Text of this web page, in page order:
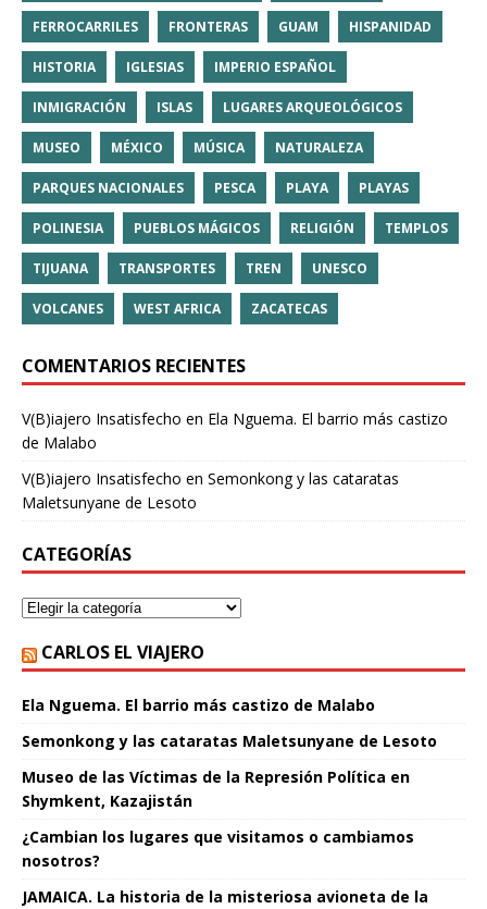
FERROCARRILES FRONTERAS GUAM HISPANIDAD
HISTORIA IGLESIAS IMPERIO ESPAÑOL
INMIGRACIÓN ISLAS LUGARES ARQUEOLÓGICOS
MUSEO MÉXICO MÚSICA NATURALEZA
PARQUES NACIONALES PESCA PLAYA PLAYAS
POLINESIA PUEBLOS MÁGICOS RELIGIÓN TEMPLOS
TIJUANA TRANSPORTES TREN UNESCO
VOLCANES WEST AFRICA ZACATECAS
COMENTARIOS RECIENTES
V(B)iajero Insatisfecho en Ela Nguema. El barrio más castizo
de Malabo
V(B)iajero Insatisfecho en Semonkong y las cataratas
Maletsunyane de Lesoto
CATEGORÍAS
CARLOS EL VIAJERO
Ela Nguema. El barrio más castizo de Malabo
Semonkong y las cataratas Maletsunyane de Lesoto
Museo de las Víctimas de la Represión Política en
Shymkent, Kazajistán
¿Cambian los lugares que visitamos o cambiamos
nosotros?
JAMAICA. La historia de la misteriosa avioneta de la